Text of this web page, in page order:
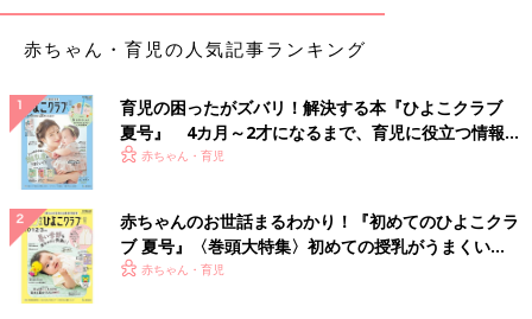
赤ちゃん・育児の人気記事ランキング
育児の困ったがズバリ！解決する本『ひよこクラブ
夏号』 4カ月～2才になるまで、育児に役立つ情報が
いっぱい！
赤ちゃん・育児
赤ちゃんのお世話まるわかり！『初めてのひよこクラ
ブ 夏号』〈巻頭大特集〉初めての授乳がうまくい
く！ おっぱい・ミルクの基本と夏のトラブル 解決テ
赤ちゃん・育児